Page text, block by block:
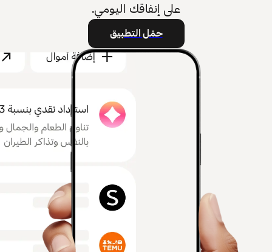
على إنفاقك اليومي.
حمّل التطبيق